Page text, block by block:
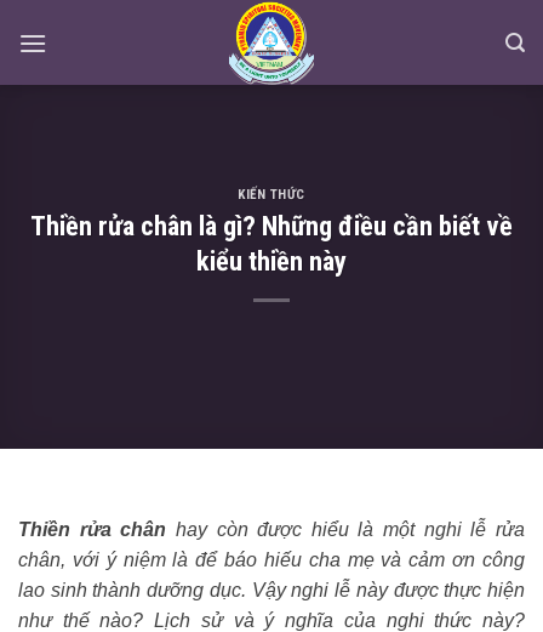
KIẾN THỨC
Thiền rửa chân là gì? Những điều cần biết về
kiểu thiền này
Thiền rửa chân hay còn được hiểu là một nghi lễ rửa
chân, với ý niệm là để báo hiếu cha mẹ và cảm ơn công
lao sinh thành dưỡng dục. Vậy nghi lễ này được thực hiện
như thế nào? Lịch sử và ý nghĩa của nghi thức này?